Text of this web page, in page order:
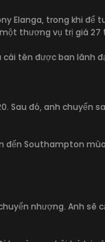
Elanga, trong khi
thương vụ trị giá 27
tên được ban lãnh
Sau đó, anh chuyển
Southampton
nhượng. Anh sẽ